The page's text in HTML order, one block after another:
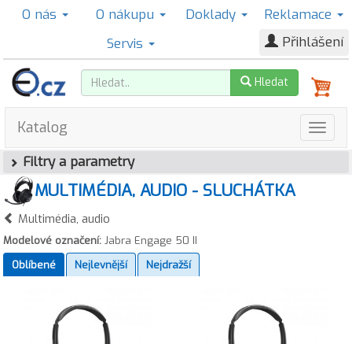
O nás O nákupu Doklady
Reklamace
Servis
Přihlášení
Hledat
Katalog
Filtry a parametry
MULTIMÉDIA, AUDIO - SLUCHÁTKA
Multimédia, audio
Modelové označení: Jabra Engage 50 II
Oblíbené
Nejlevnější Nejdražší